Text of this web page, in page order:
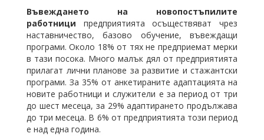
Въвеждането на новопостъпилите
работници предприятията осъществяват чрез
наставничество, базово обучение, въвеждащи
програми. Около 18% от тях не предприемат мерки
в тази посока. Много малък дял от предприятията
прилагат лични планове за развитие и стажантски
програми. За 35% от анкетираните адаптацията на
новите работници и служители е за период от три
до шест месеца, за 29% адаптирането продължава
до три месеца. В 6% от предприятията този период
е над една година.